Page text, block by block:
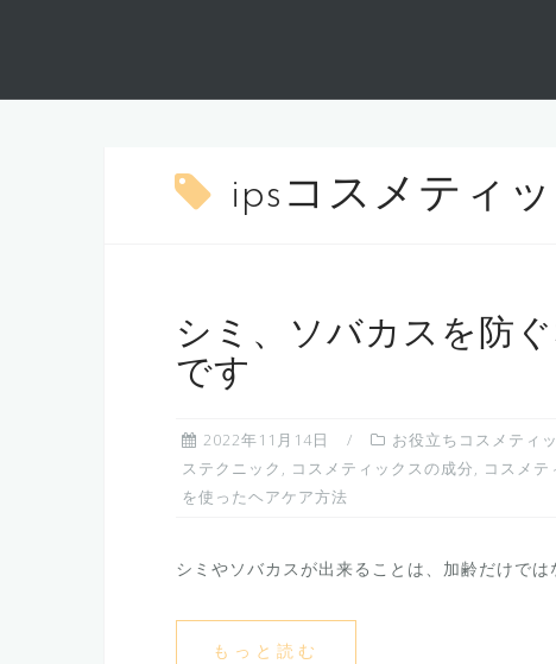
ipsコスメティ
シミ、ソバカスを防
です
2022年11月14日 お役立ちコスメティ
ステクニック , コスメティックスの成分, コスメテ
を使ったヘアケア方法
シミやソバカスが出来ることは、加齢だけで
もっと読む